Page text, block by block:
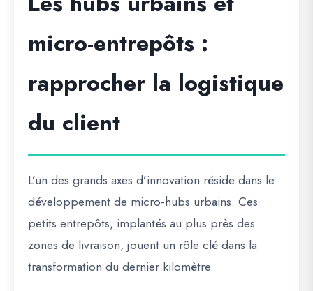
micro-entrepôts :
rapprocher la logistique
du client
L’un des grands axes d’innovation réside dans le
développement de micro-hubs urbains. Ces
petits entrepôts, implantés au plus près des
zones de livraison, jouent un rôle clé dans la
transformation du dernier kilomètre.